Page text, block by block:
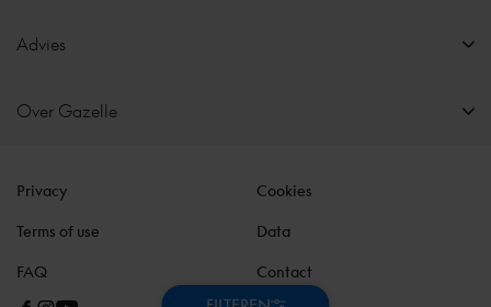
Advies
Over Gazelle
Privacy Cookies
Terms of use Data
FAQ Contact